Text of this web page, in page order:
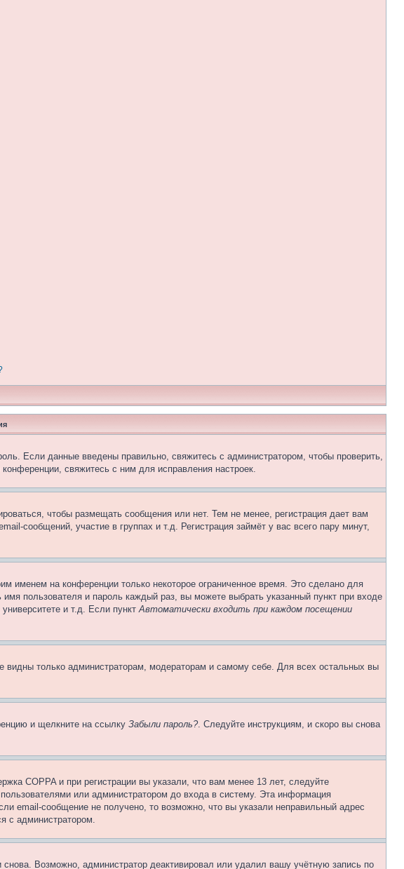
Если данные введены правильно, свяжитесь с администратором, чтобы проверить,
свяжитесь с ним для исправления настроек.
чтобы размещать сообщения или нет. Тем не менее, регистрация дает вам
сообщений, участие в группах и т.д. Регистрация займёт у вас всего пару минут,
именем на конференции только некоторое ограниченное время. Это сделано для
пользователя и пароль каждый раз, вы можете выбрать указанный пункт при входе
и т.д. Если пунктАвтоматически входить при каждом посещении
видны только администраторам, модераторам и самому себе. Для всех остальных вы
и щелкните на ссылку Забыли пароль?. Следуйте инструкциям, и скоро вы снова
COPPA и при регистрации вы указали, что вам менее 13 лет, следуйте
или администратором до входа в систему. Эта информация
email-сообщение не получено, то возможно, что вы указали неправильный адрес
с администратором.
Возможно, администратор деактивировал или удалил вашу учётную запись по